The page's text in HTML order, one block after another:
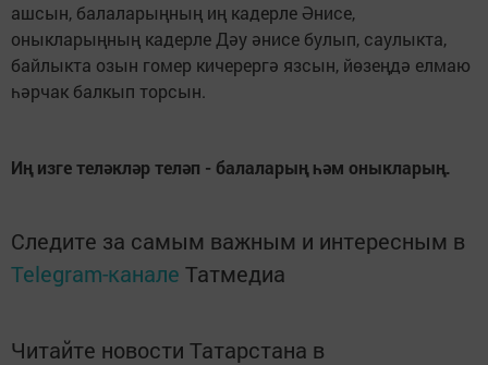
ашсын, балаларыңның иң кадерле Әнисе,
оныкларыңның кадерле Дәу әнисе булып, саулыкта,
байлыкта озын гомер кичерергә язсын, йөзеңдә елмаю
һәрчак балкып торсын.
Иң изге теләкләр теләп - балаларың һәм оныкларың.
Следите за самым важным и интересным в
Telegram-канале Татмедиа
Читайте новости Татарстана в